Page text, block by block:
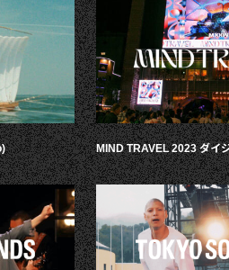
MIND TRAVEL 2023 ダイ